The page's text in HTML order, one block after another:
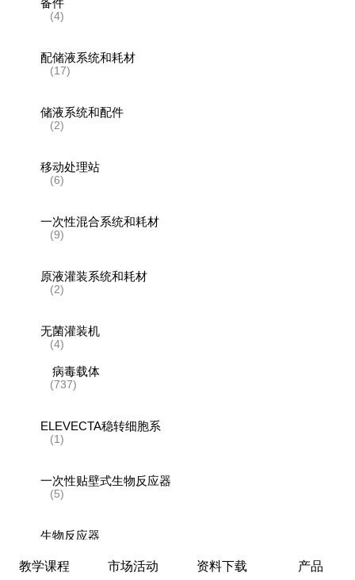
(4)
配储液系统和耗材
(17)
储液系统和配件
(2)
移动处理站
(6)
一次性混合系统和耗材
(9)
原液灌装系统和耗材
(2)
无菌灌装机
(4)
病毒载体
(737)
ELEVECTA稳转细胞系
(1)
一次性贴壁式生物反应器
(5)
生物反应器
教学课程 市场活动 资料下载 产品